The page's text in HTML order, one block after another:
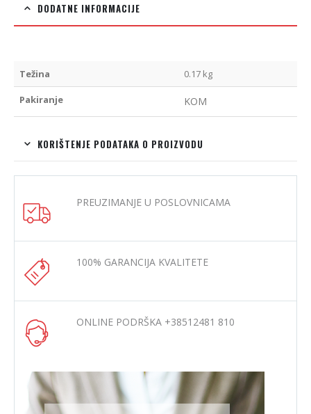
DODATNE INFORMACIJE
Težina 0.17 kg
Pakiranje KOM
KORIŠTENJE PODATAKA O PROIZVODU
PREUZIMANJE U POSLOVNICAMA
100% GARANCIJA KVALITETE
ONLINE PODRŠKA +38512481 810